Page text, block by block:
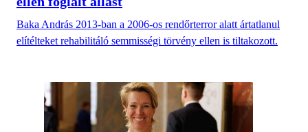
Baka András 2013-ban a 2006-os rendőrterror alatt ártatlanul
elítélteket rehabilitáló semmisségi törvény ellen is tiltakozott.